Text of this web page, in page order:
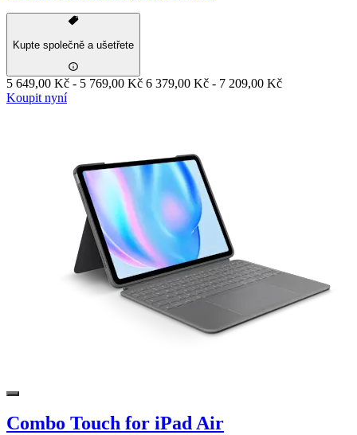
Kupte společně a ušetřete
5 649,00 Kč - 5 769,00 Kč 6 379,00 Kč - 7 209,00 Kč
Koupit nyní
Combo Touch for iPad Air